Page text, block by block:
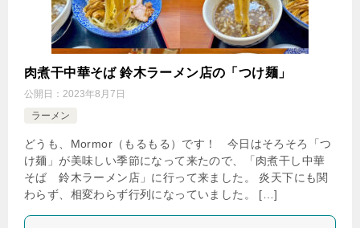
肉煮干中華そば 鈴木ラーメン店の「つけ麺」
公開日： 2023年8月7日
ラーメン
どうも、Mormor（もるもる）です！ 今日はそろそろ「つ
け麺」が美味しい季節になって来たので、「肉煮干し中華
そば 鈴木ラーメン店」に行って来ました。 炎天下にも関
わらず、相変わらず行列になっていました。 […]